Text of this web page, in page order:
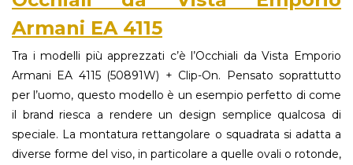
Armani EA 4115
Tra i modelli più apprezzati c’è l’Occhiali da Vista Emporio
Armani EA 4115 (50891W) + Clip-On. Pensato soprattutto
per l’uomo, questo modello è un esempio perfetto di come
il brand riesca a rendere un design semplice qualcosa di
speciale. La montatura rettangolare o squadrata si adatta a
diverse forme del viso, in particolare a quelle ovali o rotonde,